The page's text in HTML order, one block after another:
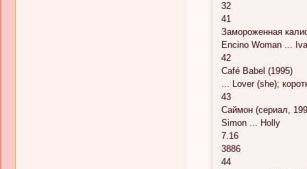
32
41
Замороженная
Encino Woman ...
42
Café Babel (1995)
... Lover (she);
43
Саймон (сериал,
Simon ... Holly
7.16
3886
44